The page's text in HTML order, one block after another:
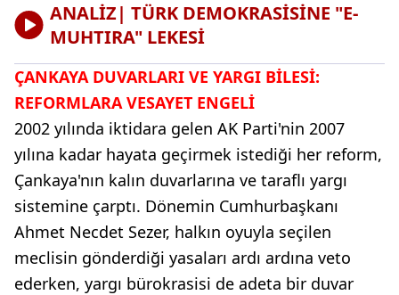
ANALİZ| TÜRK DEMOKRASİSİNE "E-
MUHTIRA" LEKESİ
ÇANKAYA DUVARLARI VE YARGI BİLESİ:
REFORMLARA VESAYET ENGELİ
2002 yılında iktidara gelen AK Parti'nin 2007
yılına kadar hayata geçirmek istediği her reform,
Çankaya'nın kalın duvarlarına ve taraflı yargı
sistemine çarptı. Dönemin Cumhurbaşkanı
Ahmet Necdet Sezer, halkın oyuyla seçilen
meclisin gönderdiği yasaları ardı ardına veto
ederken, yargı bürokrasisi de adeta bir duvar